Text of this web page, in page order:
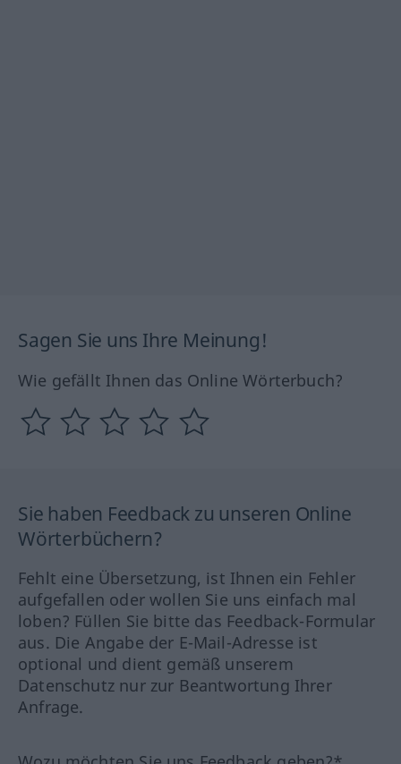
Sagen Sie uns Ihre Meinung!
Wie gefällt Ihnen das Online Wörterbuch?
Sie haben Feedback zu unseren Online
Wörterbüchern?
Fehlt eine Übersetzung, ist Ihnen ein Fehler
aufgefallen oder wollen Sie uns einfach mal
loben? Füllen Sie bitte das Feedback-Formular
aus. Die Angabe der E-Mail-Adresse ist
optional und dient gemäß unserem
Datenschutz nur zur Beantwortung Ihrer
Anfrage.